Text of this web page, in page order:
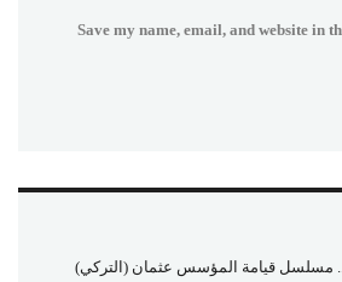
Save my name, email, and website in
مسلسل قيامة المؤسس عثمان (التركي)